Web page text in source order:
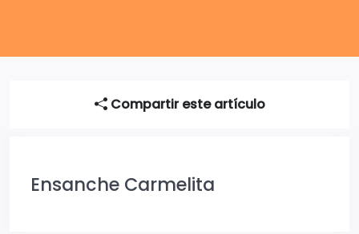
Compartir este artículo
Ensanche Carmelita